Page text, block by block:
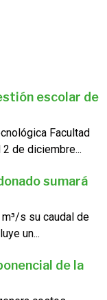
escolar de
Facultad
de diciembre...
sumará
s su caudal de
un...
de la